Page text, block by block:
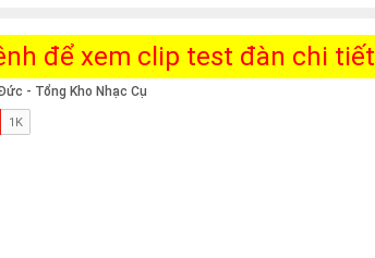
để xem clip test đàn chi tiết